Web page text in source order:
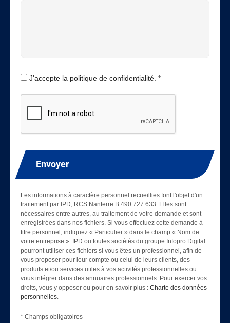
J'accepte la politique de confidentialité. *
Envoyer
Les informations à caractère personnel recueillies font l'objet d'un
traitement par IPD, RCS Nanterre B 490 727 633. Elles sont
nécessaires entre autres, au traitement de votre demande et sont
enregistrées dans nos fichiers. Si vous effectuez cette demande à
titre personnel, indiquez « Particulier » dans le champ « Nom de
votre entreprise ». IPD ou toutes sociétés du groupe Infopro Digital
pourront utiliser ces fichiers si vous êtes un professionnel, afin de
vous proposer pour leur compte ou celui de leurs clients, des
produits et/ou services utiles à vos activités professionnelles ou
vous intégrer dans des annuaires professionnels. Pour exercer vos
droits, vous y opposer ou pour en savoir plus : Charte des données
personnelles.
* Champs obligatoires